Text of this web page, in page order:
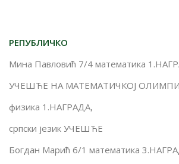
РЕПУБЛИЧКО
Мина Павловић 7/4 математика
УЧЕШЋЕ НА МАТЕМАТИЧКОЈ
физика 1.НАГРАДА,
српски језик УЧЕШЋЕ
Богдан Марић 6/1 математика